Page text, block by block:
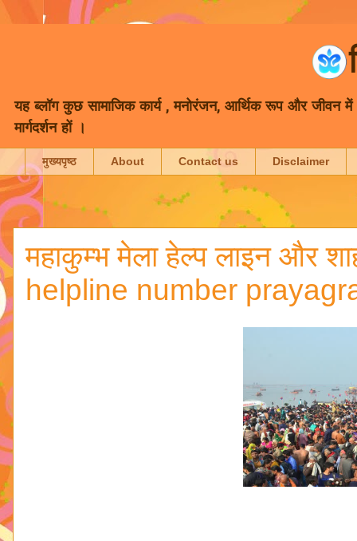
यह ब्लॉग कुछ सामाजिक कार्य , मनोरंजन, आर्थिक रूप और जीवन में
मार्गदर्शन हों ।
मुख्यपृष्ठ About Contact us Disclaimer
महाकुम्भ मेला हेल्प लाइन और
helpline number